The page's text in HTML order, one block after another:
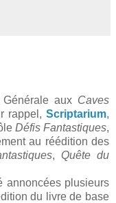
aux Caves
rappel,Scriptarium,
Défis Fantastiques,
au réédition des
,Quête du
annoncées plusieurs
du livre de base